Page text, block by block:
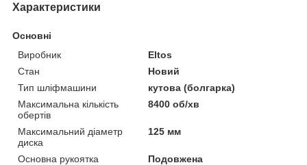
Характеристики
Основні
Виробник
Eltos
Стан
Новий
Тип шліфмашини
кутова (болгарка)
Максимальна кількість
обертів
8400 об/хв
Максимальний діаметр
диска
125 мм
Основна рукоятка
Подовжена